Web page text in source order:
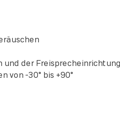
der Freisprecheinrichtung
-30° bis +90°